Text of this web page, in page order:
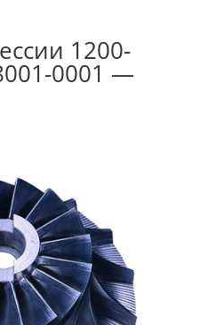
1200-
0001 —